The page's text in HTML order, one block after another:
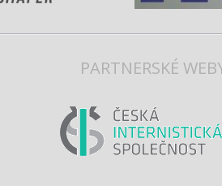
PARTNERSKÉ